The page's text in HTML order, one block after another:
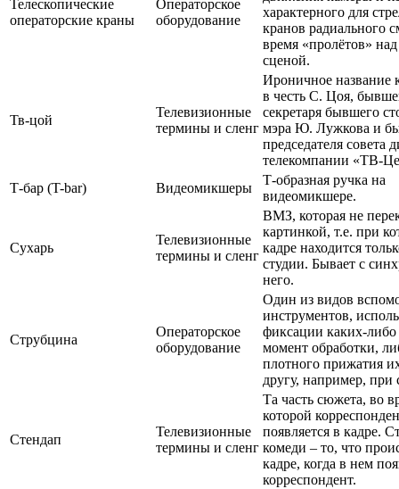
Телескопические
операторские краны
Операторское
оборудование
характерного для
кранов радиального
время «пролётов»
сценой.
Тв-цой
Телевизионные
термины и сленг
Ироничное название
в честь С. Цоя,
секретаря бывшего
мэра Ю. Лужкова и
председателя совета
телекомпании «ТВ-
Т-бар (T-bar)
Видеомикшеры
Т-образная ручка на
видеомикшере.
Сухарь
Телевизионные
термины и сленг
ВМЗ, которая не
картинкой, т.е. при
кадре находится
студии. Бывает с
него.
Струбцина
Операторское
оборудование
Один из видов
инструментов,
фиксации каких-либо
момент обработки,
плотного прижатия
другу, например, при
Стендап
Телевизионные
термины и сленг
Та часть сюжета, во
которой
появляется в кадре.
комеди – то, что
кадре, когда в нем
корреспондент.